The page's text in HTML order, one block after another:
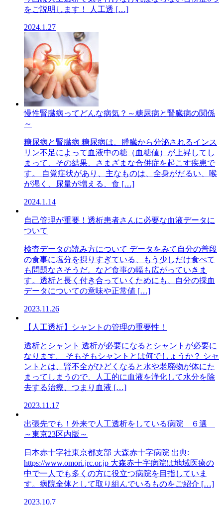
をご説明します！ 人工透 […]
2024.1.27
慢性腎臓病ってどんな病気？～糖尿病と腎臓病の関係
～
糖尿病と腎臓病 糖尿病は、膵臓から分泌されるインス
リン不足によって血液中の糖（血糖値）が上昇してし
まって、その結果、さまざまな合併症を起こす疾患で
す。 自覚症状があり、主なものは、全身がだるい、喉
が渇く、尿量が増える、食 […]
2024.1.14
自己管理が重要！透析患者さんに必要な血液データに
ついて
検査データの読み方について データをみて自分の普段
の食事に塩分を摂りすぎている、もう少しだけ食べて
も問題なさそうだ。など食事の幅も広がっていきま
す。透析と長く付き合っていくためにも、自分の採血
データについての意味や正常値 […]
2023.11.26
【人工透析】シャントの管理の重要性！
透析とシャント 透析が必要になるとシャントが必要に
なります。 そもそもシャントとは何でしょうか？ シャ
ントとは、腎不全がひどくなると水や老廃物が体にた
まってしまうので、人工的に血液を浄化して水分を除
去する治療、つまり血液 […]
2023.11.17
出張先でも！外来で人工透析をしている病院 ６選
～東京23区内版～
日本赤十字社東京都支部 大森赤十字病院 出典:
https://www.omori.jrc.or.jp 大森赤十字病院は地域医療の
中で一人でも多くの方に役立つ病院を目指していま
す。病院全体として取り組んでいるものをご紹介 […]
2023.10.7